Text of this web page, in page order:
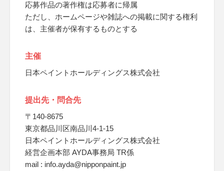
応募作品の著作権は応募者に帰属
ただし、ホームページや雑誌への掲載に関する権利
は、主催者が保有するものとする
主催
日本ペイントホールディングス株式会社
提出先・問合先
〒140-8675
東京都品川区南品川4-1-15
日本ペイントホールディングス株式会社
経営企画本部 AYDA事務局 TR係
mail : info.ayda@nipponpaint.jp